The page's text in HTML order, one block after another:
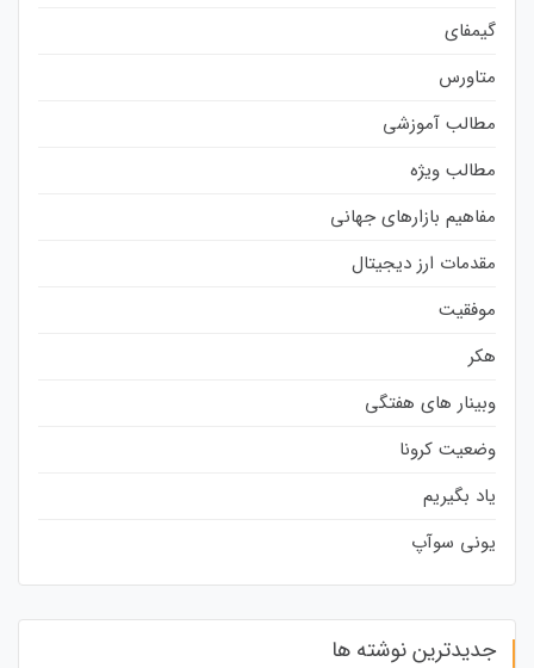
گیمفای
متاورس
مطالب آموزشی
مطالب ویژه
مفاهیم بازارهای جهانی
مقدمات ارز دیجیتال
موفقیت
هکر
وبینار های هفتگی
وضعیت کرونا
یاد بگیریم
یونی سوآپ
جدیدترین نوشته ها